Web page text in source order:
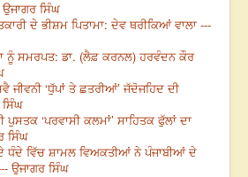
ਉਜਾਗਰ ਸਿੰਘ
ਦੇ ਭੀਸ਼ਮ ਪਿਤਾਮਾ: ਦੇਵ ਥਰੀਕਿਆਂ ਵਾਲਾ ---
ਨੂੰ ਸਮਰਪਤ: ਡਾ. (ਲੈਫ਼ ਕਰਨਲ) ਹਰਵੰਦਨ ਕੌਰ
ਜੀਵਨੀ ‘ਧੁੱਪਾਂ ਤੇ ਛਤਰੀਆਂ’ ਜੱਦੋਜਹਿਦ ਦੀ
ਸਿੰਘ
ਪੁਸਤਕ ‘ਪਰਵਾਸੀ ਕਲਮਾਂ’ ਸਾਹਿਤਕ ਫੁੱਲਾਂ ਦਾ
ਸਿੰਘ
ਧੰਦੇ ਵਿੱਚ ਸ਼ਾਮਲ ਵਿਅਕਤੀਆਂ ਨੇ ਪੰਜਾਬੀਆਂ ਦੇ
ਉਜਾਗਰ ਸਿੰਘ